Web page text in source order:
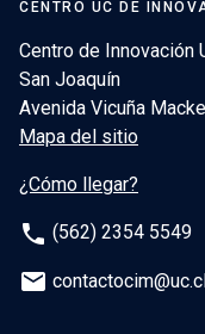
CENTRO UC DE
Centro de Innovación
San Joaquín
Avenida Vicuña
Mapa del sitio
¿Cómo llegar?
phone (562) 2354 5549
email